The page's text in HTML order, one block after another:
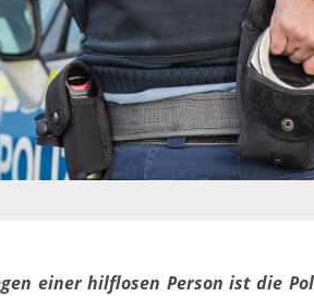
einer hilflosen Person ist die